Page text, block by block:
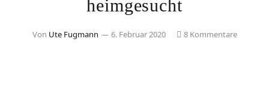
heimgesucht
Von Ute Fugmann 6. Februar 2020 8 Kommentare